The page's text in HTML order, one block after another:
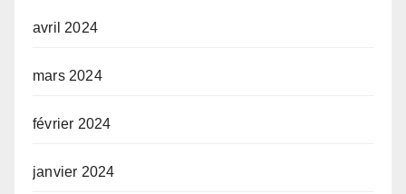
avril 2024
mars 2024
février 2024
janvier 2024